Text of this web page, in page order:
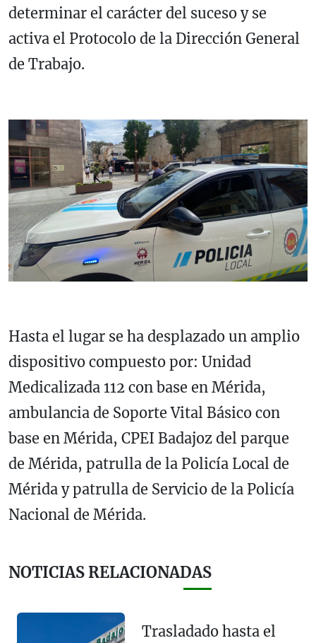
determinar el carácter del suceso y se
activa el Protocolo de la Dirección General
de Trabajo.
Hasta el lugar se ha desplazado un amplio
dispositivo compuesto por: Unidad
Medicalizada 112 con base en Mérida,
ambulancia de Soporte Vital Básico con
base en Mérida, CPEI Badajoz del parque
de Mérida, patrulla de la Policía Local de
Mérida y patrulla de Servicio de la Policía
Nacional de Mérida.
NOTICIAS RELACIONADAS
Trasladado hasta el